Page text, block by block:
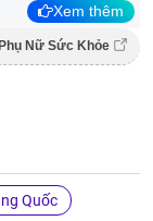
Xem thêm
Nữ Sức Khỏe
Quốc